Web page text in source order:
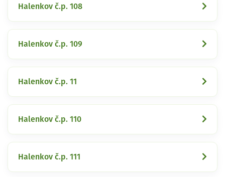
Halenkov č.p. 108
Halenkov č.p. 109
Halenkov č.p. 11
Halenkov č.p. 110
Halenkov č.p. 111